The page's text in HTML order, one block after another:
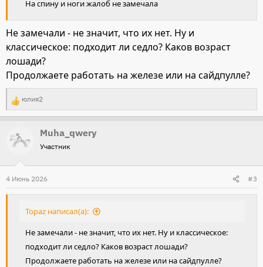
На спину и ноги жалоб не замечала
Не замечали - не значит, что их нет. Ну и
классическое: подходит ли седло? Каков возраст
лошади?
Продолжаете работать на железе или на сайдпулле?
Р
е
а
к
и
и
юлия2
Muha_qwery
Участник
4 Июнь 2026 #3
Topaz написал(а):
Не замечали - не значит, что их нет. Ну и классическое:
подходит ли седло? Каков возраст лошади?
Продолжаете работать на железе или на сайдпулле?